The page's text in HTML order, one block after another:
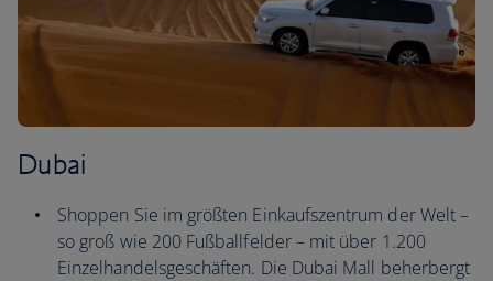
Dubai
Shoppen Sie im größten Einkaufszentrum der Welt –
so groß wie 200 Fußballfelder – mit über 1.200
Einzelhandelsgeschäften. Die Dubai Mall beherbergt